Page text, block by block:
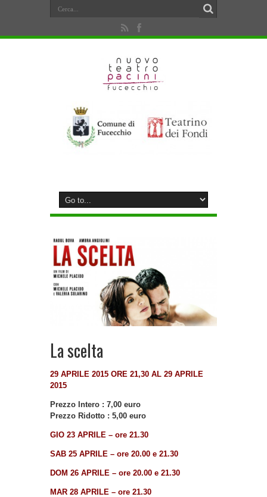
La scelta
29 APRILE 2015 ORE 21,30 AL 29 APRILE
2015
Prezzo Intero : 7,00 euro
Prezzo Ridotto : 5,00 euro
GIO 23 APRILE – ore 21.30
SAB 25 APRILE – ore 20.00 e 21.30
DOM 26 APRILE – ore 20.00 e 21.30
MAR 28 APRILE – ore 21.30